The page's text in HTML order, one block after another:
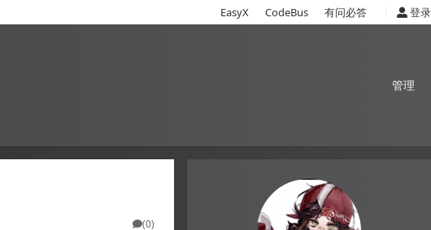
EasyX CodeBus 有问必答 登录
管理
(0)